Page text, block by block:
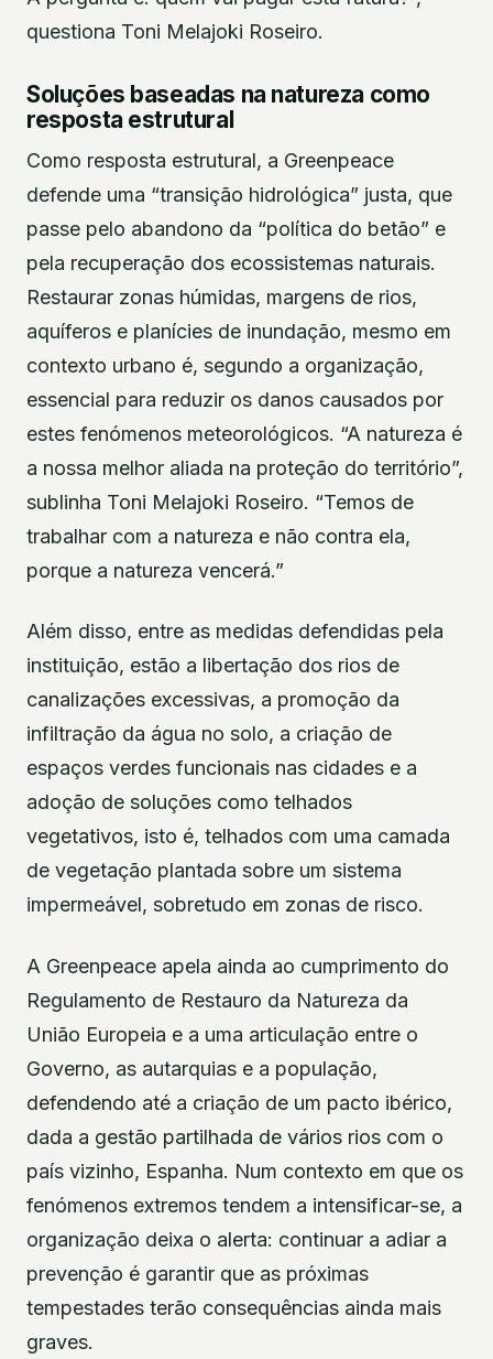
questiona Toni Melajoki Roseiro.
Soluções baseadas na natureza como
resposta estrutural
Como resposta estrutural, a Greenpeace
defende uma “transição hidrológica” justa, que
passe pelo abandono da “política do betão” e
pela recuperação dos ecossistemas naturais.
Restaurar zonas húmidas, margens de rios,
aquíferos e planícies de inundação, mesmo em
contexto urbano é, segundo a organização,
essencial para reduzir os danos causados por
estes fenómenos meteorológicos. “A natureza é
a nossa melhor aliada na proteção do território”,
sublinha Toni Melajoki Roseiro. “Temos de
trabalhar com a natureza e não contra ela,
porque a natureza vencerá.”
Além disso, entre as medidas defendidas pela
instituição, estão a libertação dos rios de
canalizações excessivas, a promoção da
infiltração da água no solo, a criação de
espaços verdes funcionais nas cidades e a
adoção de soluções como telhados
vegetativos, isto é, telhados com uma camada
de vegetação plantada sobre um sistema
impermeável, sobretudo em zonas de risco.
A Greenpeace apela ainda ao cumprimento do
Regulamento de Restauro da Natureza da
União Europeia e a uma articulação entre o
Governo, as autarquias e a população,
defendendo até a criação de um pacto ibérico,
dada a gestão partilhada de vários rios com o
país vizinho, Espanha. Num contexto em que os
fenómenos extremos tendem a intensificar-se, a
organização deixa o alerta: continuar a adiar a
prevenção é garantir que as próximas
tempestades terão consequências ainda mais
graves.